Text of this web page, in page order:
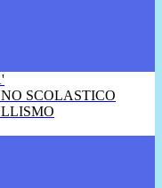
SCOLASTICO